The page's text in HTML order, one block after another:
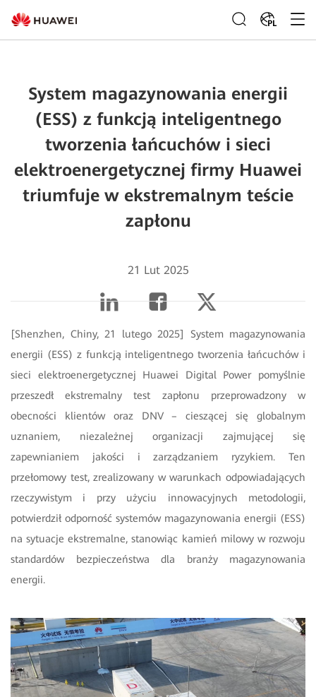
PL
System magazynowania energii
(ESS) z funkcją inteligentnego
tworzenia łańcuchów i sieci
elektroenergetycznej firmy Huawei
triumfuje w ekstremalnym teście
zapłonu
21 Lut 2025
[Shenzhen, Chiny, 21 lutego 2025] System magazynowania
energii (ESS) z funkcją inteligentnego tworzenia łańcuchów i
sieci elektroenergetycznej Huawei Digital Power pomyślnie
przeszedł ekstremalny test zapłonu przeprowadzony w
obecności klientów oraz DNV – cieszącej się globalnym
uznaniem, niezależnej organizacji zajmującej się
zapewnianiem jakości i zarządzaniem ryzykiem. Ten
przełomowy test, zrealizowany w warunkach odpowiadających
rzeczywistym i przy użyciu innowacyjnych metodologii,
potwierdził odporność systemów magazynowania energii (ESS)
na sytuacje ekstremalne, stanowiąc kamień milowy w rozwoju
standardów bezpieczeństwa dla branży magazynowania
energii.